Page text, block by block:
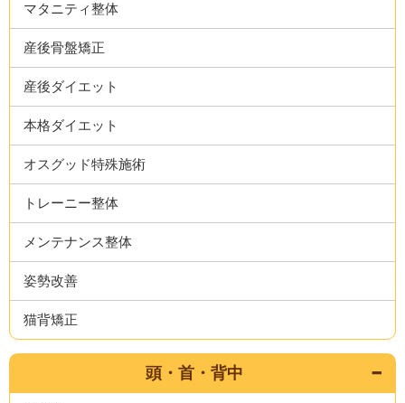
マタニティ整体
産後骨盤矯正
産後ダイエット
本格ダイエット
オスグッド特殊施術
トレーニー整体
メンテナンス整体
姿勢改善
猫背矯正
頭・首・背中